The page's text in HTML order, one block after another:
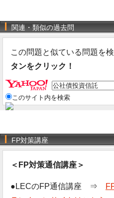
関連・類似の過去問
この問題と似ている問題を
タンをクリック！
このサイト内を検索
FP対策講座
＜FP対策通信講座＞
●LECのFP通信講座 ⇒